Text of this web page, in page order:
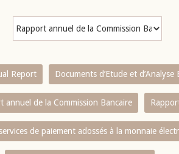
Report Documents d’Etude et d’Analyse
annuel de la Commission Bancaire
de paiement adossés à la monnaie